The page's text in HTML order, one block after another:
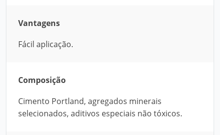
Vantagens
Fácil aplicação.
Composição
Cimento Portland, agregados minerais
selecionados, aditivos especiais não tóxicos.